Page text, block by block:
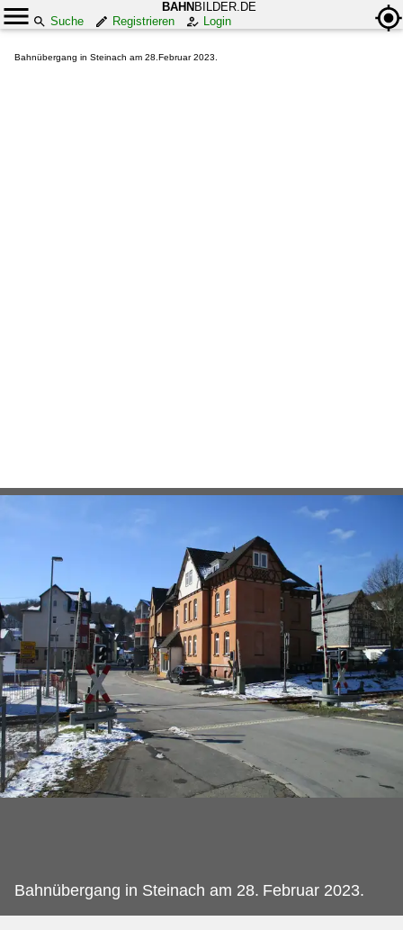
BAHN BILDER.DE
Suche
Registrieren Login
Bahnübergang in Steinach am 28.Februar 2023.
Bahnübergang in Steinach am 28. Februar 2023.